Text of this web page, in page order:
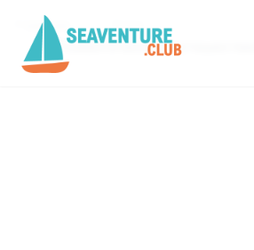
Главная
Блог
Романтические путешествия